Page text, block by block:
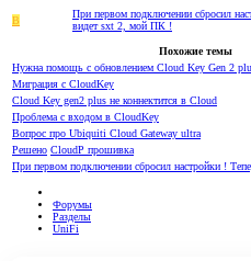
B
При первом подключении сбросил
видет sxt 2, мой ПК !
Похожие темы
Нужна помощь с обновлением Cloud Key Gen 2
Миграция с CloudKey
Cloud Key gen2 plus не коннектится в Cloud
Проблема с входом в CloudKey
Вопрос про Ubiquiti Cloud Gateway ultra
Решено CloudP прошивка
При первом подключении сбросил настройки !
Форумы
Разделы
UniFi